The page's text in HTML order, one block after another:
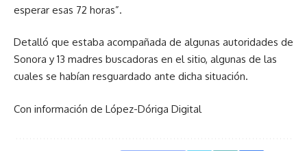
esperar esas 72 horas”.
Detalló que estaba acompañada de algunas autoridades de
Sonora y 13 madres buscadoras en el sitio, algunas de las
cuales se habían resguardado ante dicha situación.
Con información de López-Dóriga Digital